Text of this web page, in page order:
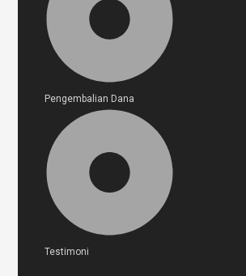
Pengembalian Dana
Testimoni